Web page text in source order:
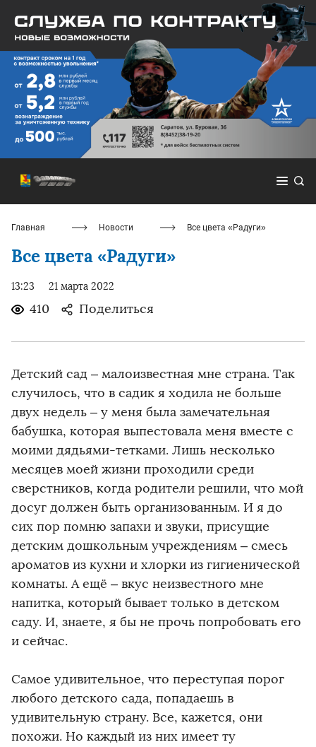
Главная Новости Все цвета «Радуги»
Все цвета «Радуги»
13:23 21 марта 2022
410 Поделиться
Детский сад – малоизвестная мне страна. Так
случилось, что в садик я ходила не больше
двух недель – у меня была замечательная
бабушка, которая выпестовала меня вместе с
моими дядьями-тетками. Лишь несколько
месяцев моей жизни проходили среди
сверстников, когда родители решили, что мой
досуг должен быть организованным. И я до
сих пор помню запахи и звуки, присущие
детским дошкольным учреждениям – смесь
ароматов из кухни и хлорки из гигиенической
комнаты. А ещё – вкус неизвестного мне
напитка, который бывает только в детском
саду. И, знаете, я бы не прочь попробовать его
и сейчас.
Самое удивительное, что переступая порог
любого детского сада, попадаешь в
удивительную страну. Все, кажется, они
похожи. Но каждый из них имеет ту